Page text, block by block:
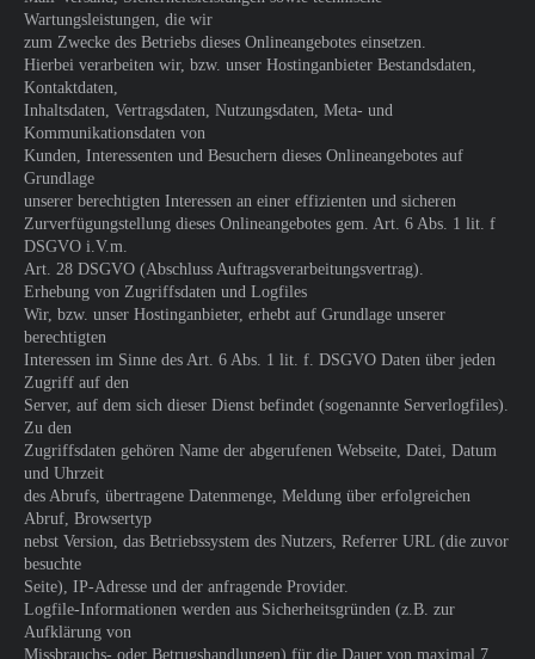
Wartungsleistungen, die wir
zum Zwecke des Betriebs dieses Onlineangebotes einsetzen.
Hierbei verarbeiten wir, bzw. unser Hostinganbieter Bestandsdaten,
Kontaktdaten,
Inhaltsdaten, Vertragsdaten, Nutzungsdaten, Meta- und
Kommunikationsdaten von
Kunden, Interessenten und Besuchern dieses Onlineangebotes auf
Grundlage
unserer berechtigten Interessen an einer effizienten und sicheren
Zurverfügungstellung dieses Onlineangebotes gem. Art. 6 Abs. 1 lit. f
DSGVO i.V.m.
Art. 28 DSGVO (Abschluss Auftragsverarbeitungsvertrag).
Erhebung von Zugriffsdaten und Logfiles
Wir, bzw. unser Hostinganbieter, erhebt auf Grundlage unserer
berechtigten
Interessen im Sinne des Art. 6 Abs. 1 lit. f. DSGVO Daten über jeden
Zugriff auf den
Server, auf dem sich dieser Dienst befindet (sogenannte Serverlogfiles).
Zu den
Zugriffsdaten gehören Name der abgerufenen Webseite, Datei, Datum
und Uhrzeit
des Abrufs, übertragene Datenmenge, Meldung über erfolgreichen
Abruf, Browsertyp
nebst Version, das Betriebssystem des Nutzers, Referrer URL (die zuvor
besuchte
Seite), IP-Adresse und der anfragende Provider.
Logfile-Informationen werden aus Sicherheitsgründen (z.B. zur
Aufklärung von
Missbrauchs- oder Betrugshandlungen) für die Dauer von maximal 7